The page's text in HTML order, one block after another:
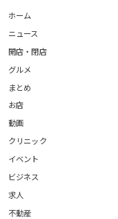
ホーム
ニュース
開店・閉店
グルメ
まとめ
お店
動画
クリニック
イベント
ビジネス
求人
不動産